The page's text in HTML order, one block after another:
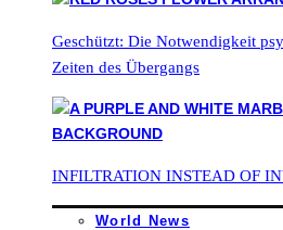
Geschützt: Die Notwendigkeit
Zeiten des Übergangs
INFILTRATION INSTEAD OF
World News